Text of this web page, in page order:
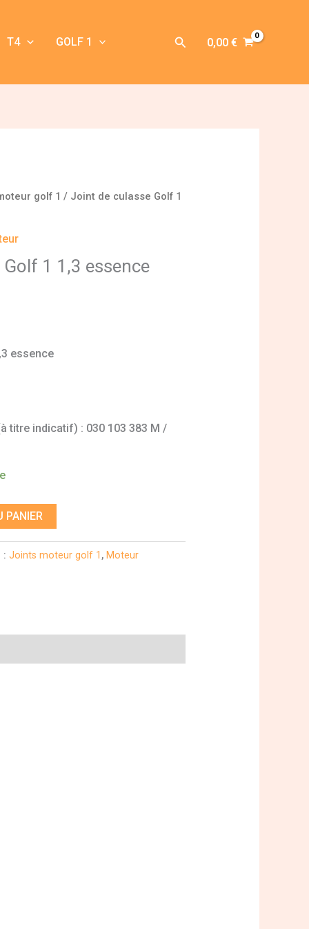
T4 GOLF 1 Rechercher
0,00 €
golf 1 / Joint de culasse Golf 1
1 1,3 essence
essence
titre indicatif) : 030 103 383 M /
PANIER
:Joints moteur golf 1 , Moteur